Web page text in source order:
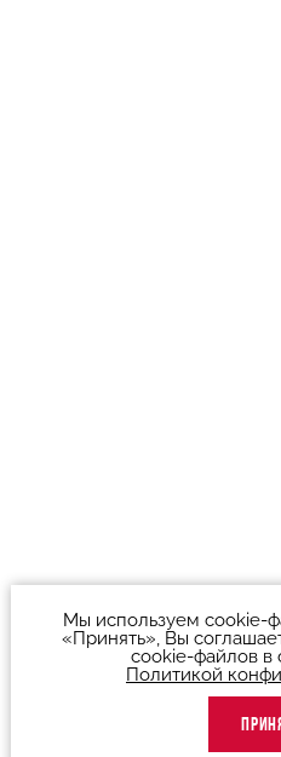
Мы используем cookie-
«Принять», Вы
cookie-файлов в
Политикой